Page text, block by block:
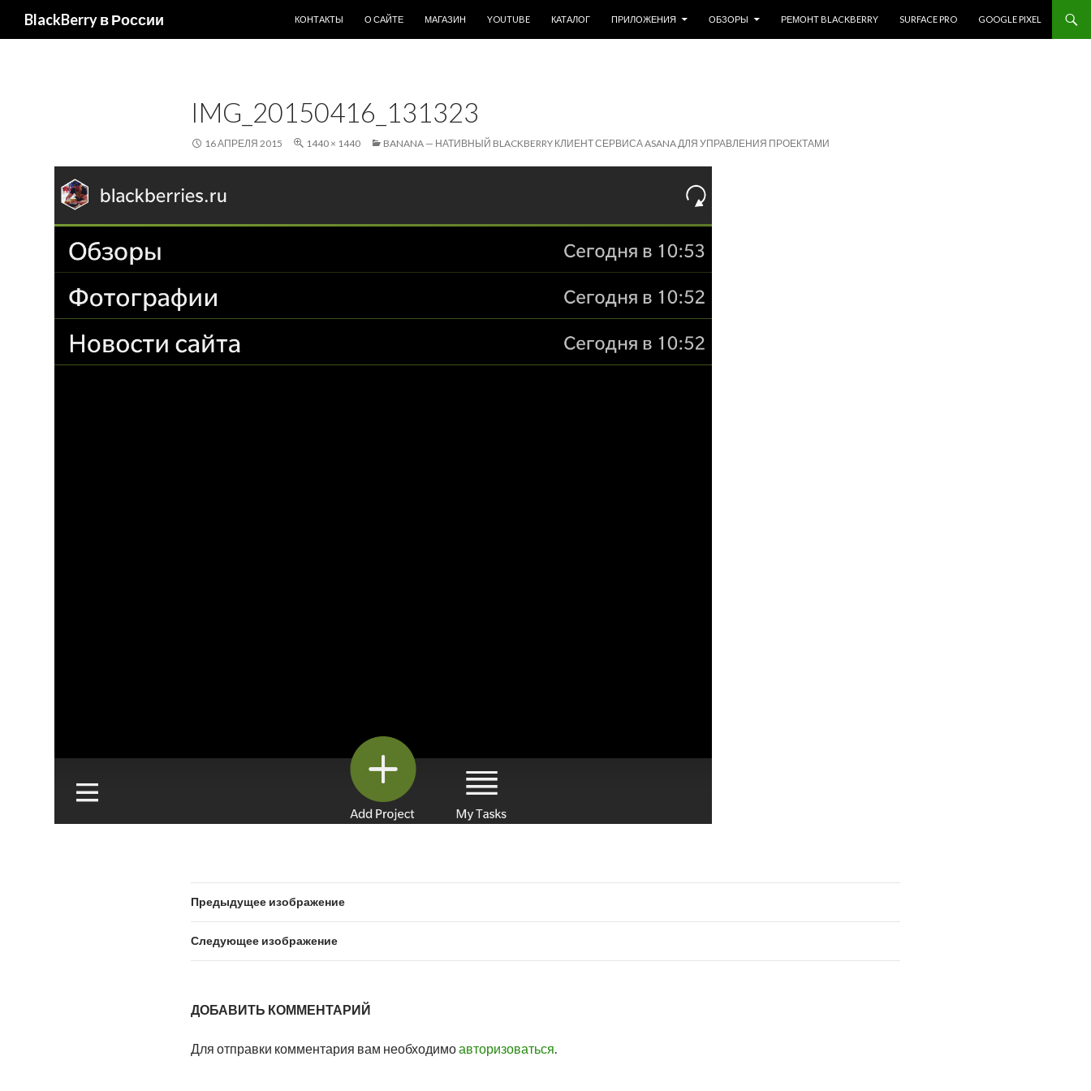
BlackBerry в России
КОНТАКТЫ
О САЙТЕ МАГАЗИН YOUTUBE КАТАЛОГ ПРИЛОЖЕНИЯ ОБЗОРЫ РЕМОНТ BLACKBERRY SURFACE PRO GOOGLE PIXEL
IMG_20150416_131323
16 АПРЕЛЯ 2015 1440 × 1440 BANANA — НАТИВНЫЙ BLACKBERRY КЛИЕНТ СЕРВИСА ASANA ДЛЯ УПРАВЛЕНИЯ ПРОЕКТАМИ
Предыдущее изображение
Следующее изображение
ДОБАВИТЬ КОММЕНТАРИЙ
Для отправки комментария вам необходимоавторизоваться.